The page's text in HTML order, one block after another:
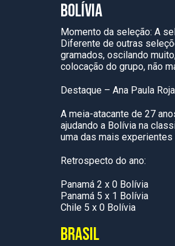
BOLÍVIA
Momento da seleção: A
Diferente de outras
gramados, oscilando
colocação do grupo, não
Destaque – Ana Paula
A meia-atacante de 27
ajudando a Bolívia na
uma das mais experientes
Retrospecto do ano:
Panamá 2 x 0 Bolívia
Panamá 5 x 1 Bolívia
Chile 5 x 0 Bolívia
BRASIL